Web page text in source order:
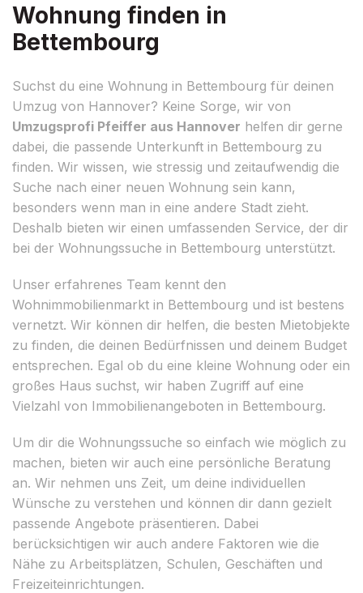
Wohnung finden in
Bettembourg
Suchst du eine Wohnung in Bettembourg für deinen
Umzug von Hannover? Keine Sorge, wir von
Umzugsprofi Pfeiffer aus Hannover helfen dir gerne
dabei, die passende Unterkunft in Bettembourg zu
finden. Wir wissen, wie stressig und zeitaufwendig die
Suche nach einer neuen Wohnung sein kann,
besonders wenn man in eine andere Stadt zieht.
Deshalb bieten wir einen umfassenden Service, der dir
bei der Wohnungssuche in Bettembourg unterstützt.
Unser erfahrenes Team kennt den
Wohnimmobilienmarkt in Bettembourg und ist bestens
vernetzt. Wir können dir helfen, die besten Mietobjekte
zu finden, die deinen Bedürfnissen und deinem Budget
entsprechen. Egal ob du eine kleine Wohnung oder ein
großes Haus suchst, wir haben Zugriff auf eine
Vielzahl von Immobilienangeboten in Bettembourg.
Um dir die Wohnungssuche so einfach wie möglich zu
machen, bieten wir auch eine persönliche Beratung
an. Wir nehmen uns Zeit, um deine individuellen
Wünsche zu verstehen und können dir dann gezielt
passende Angebote präsentieren. Dabei
berücksichtigen wir auch andere Faktoren wie die
Nähe zu Arbeitsplätzen, Schulen, Geschäften und
Freizeiteinrichtungen.